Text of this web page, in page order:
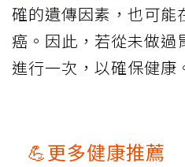
確的遺傳因素，也可能
癌。因此，若從未做過
進行一次，以確保健康
💪更多健康推薦